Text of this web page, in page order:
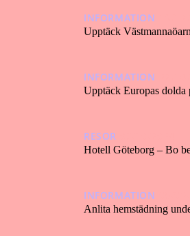
INFORMATION
Upptäck
INFORMATION
Upptäck Europas dolda
RESOR
Hotell Göteborg – Bo
INFORMATION
Anlita hemstädning